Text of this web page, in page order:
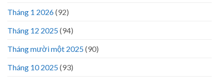
Tháng 1 2026(92)
Tháng 12 2025(94)
Tháng mười một 2025(90)
Tháng 10 2025(93)